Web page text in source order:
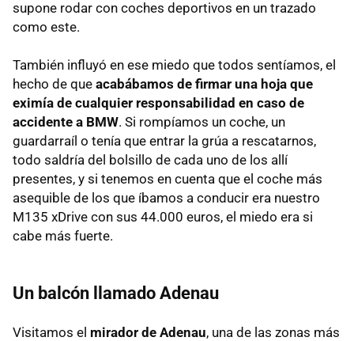
supone rodar con coches deportivos en un trazado
como este.
También influyó en ese miedo que todos sentíamos, el
hecho de que acabábamos de firmar una hoja que
eximía de cualquier responsabilidad en caso de
accidente a BMW. Si rompíamos un coche, un
guardarraíl o tenía que entrar la grúa a rescatarnos,
todo saldría del bolsillo de cada uno de los allí
presentes, y si tenemos en cuenta que el coche más
asequible de los que íbamos a conducir era nuestro
M135 xDrive con sus 44.000 euros, el miedo era si
cabe más fuerte.
Un balcón llamado Adenau
Visitamos el mirador de Adenau, una de las zonas más